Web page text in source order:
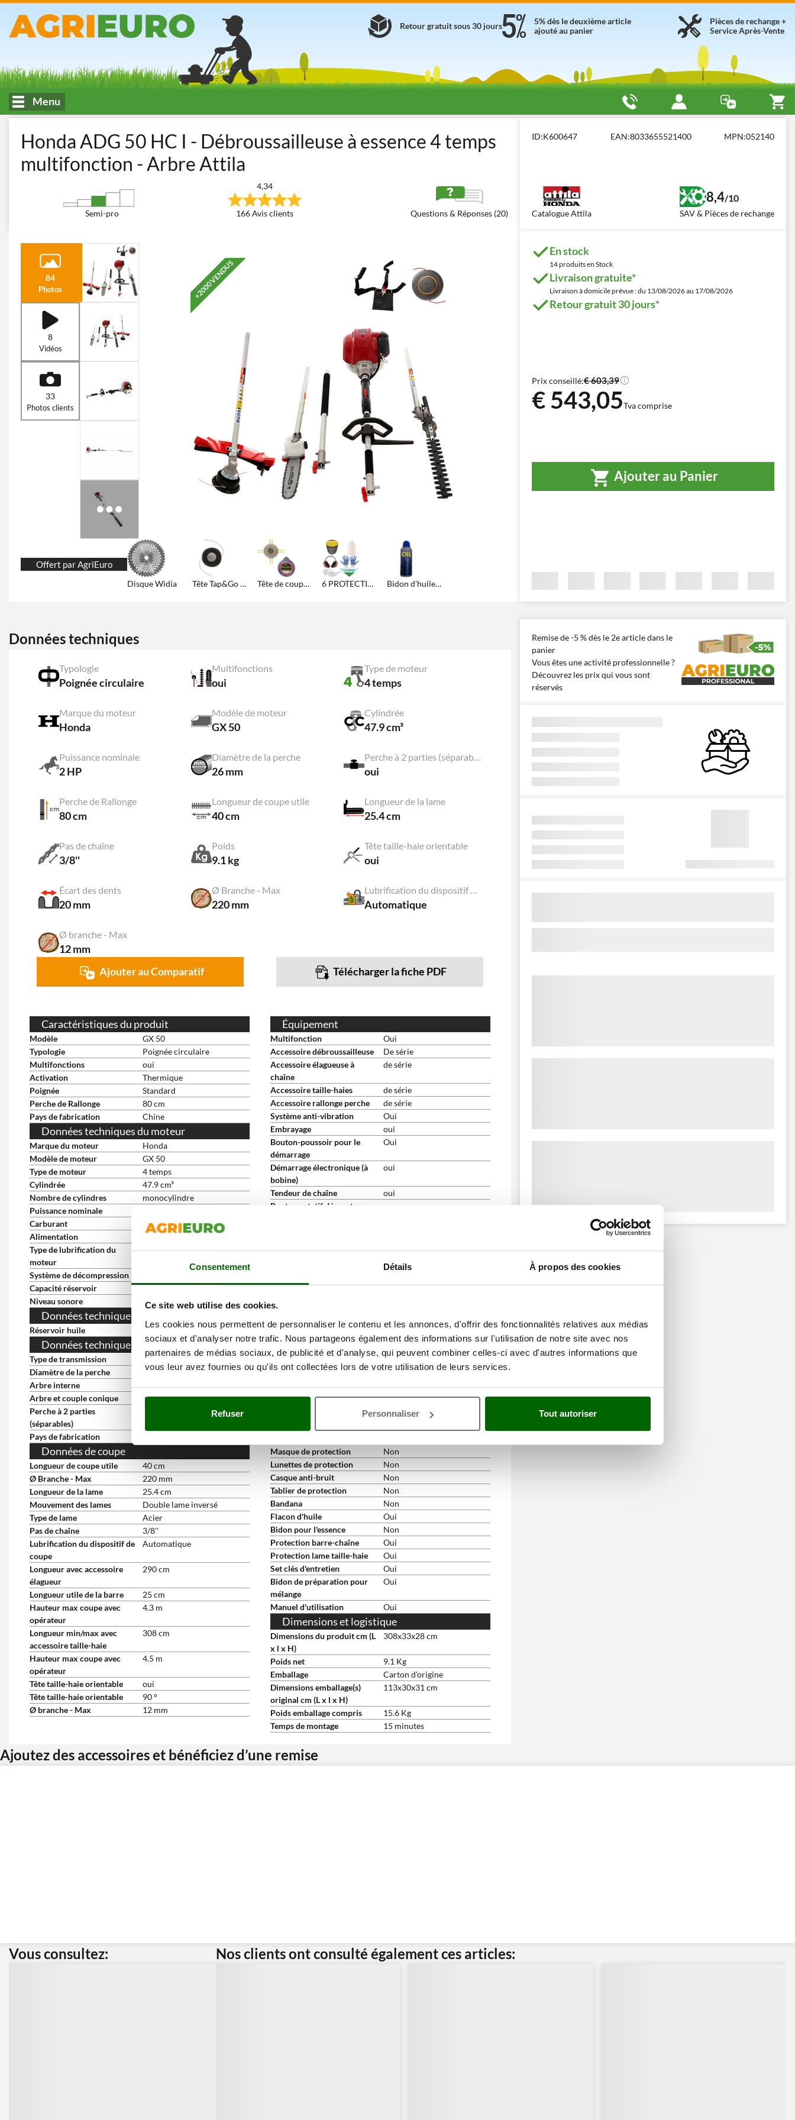
Consentement Détails À propos des cookies
Ce site web utilise des cookies.
Les cookies nous permettent de personnaliser le contenu et les annonces, d'offrir des fonctionnalités relatives aux médias
sociaux et d'analyser notre trafic. Nous partageons également des informations sur l'utilisation de notre site avec nos
partenaires de médias sociaux, de publicité et d'analyse, qui peuvent combiner celles-ci avec d'autres informations que
vous leur avez fournies ou qu'ils ont collectées lors de votre utilisation de leurs services.
Refuser Personnaliser Tout autoriser
Pièces de rechange +
Service Après-Vente
5% dès le deuxième article
ajouté au panier
Retour gratuit sous 30 jours
Menu
Honda ADG 50 HC I - Débroussailleuse à essence 4 temps
multifonction - Arbre Attila
Semi-pro
4,34
166 Avis clients Questions & Réponses (20)
ID:K600647 EAN:8033655521400 MPN:052140
Catalogue Attila
8,4/10
SAV & Pièces de rechange
84
Photos
8
Vidéos
33
Photos clients
+2000 VENDUS
Offert par AgriEuro
Disque Widia Tête Tap&Go auto rechargeable additionnelle Tête de coupe multi-fils et Fil hexagonal 6 PROTECTIONS Bidon d'huile de 100 ml
En stock
14 produits en Stock
Livraison gratuite*
Livraison à domicile prévue : du 13/08/2026 au 17/08/2026
Retour gratuit 30 jours*
Prix conseillé:€ 603,39
€ 543,05Tva comprise
Ajouter au Panier
Données techniques
Typologie
Poignée circulaire
Multifonctions
oui
Type de moteur
4 temps
Marque du moteur
Honda
Modèle de moteur
GX 50
Cylindrée
47.9 cm³
Puissance nominale
2 HP
Diamètre de la perche
26 mm
Perche à 2 parties (séparables)
oui
Perche de Rallonge
80 cm
Longueur de coupe utile
40 cm
Longueur de la lame
25.4 cm
Pas de chaîne
3/8''
Poids
9.1 kg
Tête taille-haie orientable
oui
Écart des dents
20 mm
Ø Branche - Max
220 mm
Lubrification du dispositif de coupe
Automatique
Ø branche - Max
12 mm
Ajouter au Comparatif Télécharger la fiche PDF
Caractéristiques du produit
Modèle
GX 50
Typologie
Poignée circulaire
Multifonctions
oui
Activation
Thermique
Poignée
Standard
Perche de Rallonge
80 cm
Pays de fabrication
Chine
Données techniques du moteur
Marque du moteur
Honda
Modèle de moteur
GX 50
Type de moteur
4 temps
Cylindrée
47.9 cm³
Nombre de cylindres
monocylindre
Puissance nominale
Carburant
Essence
Alimentation
À cames en tête
Type de lubrification du
moteur
À bain d'huile
Système de décompression
Capacité réservoir
0.63 L
Niveau sonore
105 dB(A)
Données techniques de la pompe
Réservoir huile oui
Données techniques de la transmission
Type de transmission
Arbre rigide
Diamètre de la perche
26 mm
Arbre interne
rigide
Arbre et couple conique
standard
Perche à 2 parties
(séparables)
Pays de fabrication
Données de coupe
Longueur de coupe utile
40 cm
Ø Branche - Max
220 mm
Longueur de la lame
25.4 cm
Mouvement des lames
Double lame inversé
Type de lame
Acier
Pas de chaîne
3/8''
Lubrification du dispositif de
coupe
Automatique
Longueur avec accessoire
élagueur
290 cm
Longueur utile de la barre
25 cm
Hauteur max coupe avec
opérateur
4.3 m
Longueur min/max avec
accessoire taille-haie
308 cm
Hauteur max coupe avec
opérateur
4.5 m
Tête taille-haie orientable
oui
Tête taille-haie orientable
90 °
Ø branche - Max
12 mm
Équipement
Multifonction
Oui
Accessoire débroussailleuse
De série
Accessoire élagueuse à
chaîne
de série
Accessoire taille-haies
de série
Accessoire rallonge perche
de série
Système anti-vibration
Oui
Embrayage
oui
Bouton-poussoir pour le
démarrage
Oui
Démarrage électronique (à
bobine)
oui
Tendeur de chaîne
oui
Bouton rotatif démontage
Accessoires de série et gratuits
pour moteurs 2 temps
Tête à fil automatique (Tap &
Go)
Oui
Disque en acier à 3 dents
Non
Disque en acier à 4 dents
Widia)
Harnais professionnel
double avec protège-cuisse
Non
Masque de protection
Non
Lunettes de protection
Non
Casque anti-bruit
Non
Tablier de protection
Non
Bandana
Non
Flacon d'huile
Oui
Bidon pour l'essence
Non
Protection barre-chaîne
Oui
Protection lame taille-haie
Oui
Set clés d'entretien
Oui
Bidon de préparation pour
mélange
Oui
Manuel d'utilisation Oui
Dimensions et logistique
Dimensions du produit cm (L
x l x H)
308x33x28 cm
Poids net
9.1 Kg
Emballage
Carton d'origine
Dimensions emballage(s)
original cm (L x l x H)
113x30x31 cm
Poids emballage compris
15.6 Kg
Temps de montage
15 minutes
Remise de -5 % dès le 2e article dans le
panier
Vous êtes une activité professionnelle ?
Découvrez les prix qui vous sont
réservés
Ajoutez des accessoires et bénéficiez d’une remise
Vous consultez: Nos clients ont consulté également ces articles: